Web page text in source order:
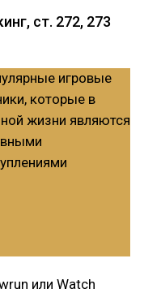
ст. 272, 273
или Watch